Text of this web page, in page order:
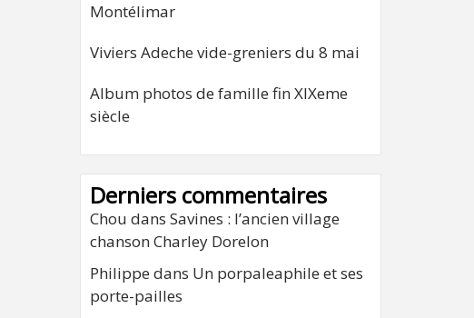
Montélimar
Viviers Adeche vide-greniers du 8 mai
Album photos de famille fin XIXeme
siècle
Derniers commentaires
Chou dans Savines : l’ancien village
chanson Charley Dorelon
Philippe dans Un porpaleaphile et ses
porte-pailles